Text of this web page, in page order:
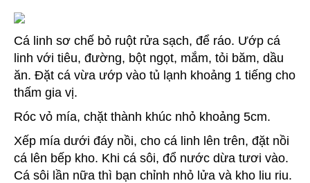
Cá linh sơ chế bỏ ruột rửa sạch, để ráo. Ướp cá
linh với tiêu, đường, bột ngọt, mắm, tỏi băm, dầu
ăn. Đặt cá vừa ướp vào tủ lạnh khoảng 1 tiếng cho
thấm gia vị.
Róc vỏ mía, chặt thành khúc nhỏ khoảng 5cm.
Xếp mía dưới đáy nồi, cho cá linh lên trên, đặt nồi
cá lên bếp kho. Khi cá sôi, đổ nước dừa tươi vào.
Cá sôi lần nữa thì bạn chỉnh nhỏ lửa và kho liu riu.